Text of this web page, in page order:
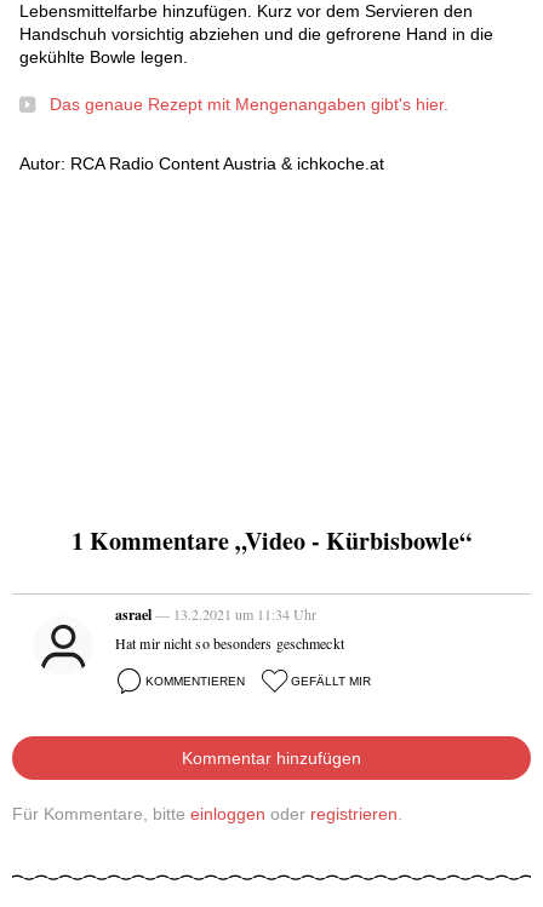
Lebensmittelfarbe hinzufügen. Kurz vor dem Servieren den
Handschuh vorsichtig abziehen und die gefrorene Hand in die
gekühlte Bowle legen.
Das genaue Rezept mit Mengenangaben gibt's hier.
Autor: RCA Radio Content Austria & ichkoche.at
1 Kommentare „Video - Kürbisbowle“
asrael— 13.2.2021 um 11:34 Uhr
Hat mir nicht so besonders geschmeckt
KOMMENTIEREN GEFÄLLT MIR
Kommentar hinzufügen
Für Kommentare, bitte einloggen oder registrieren